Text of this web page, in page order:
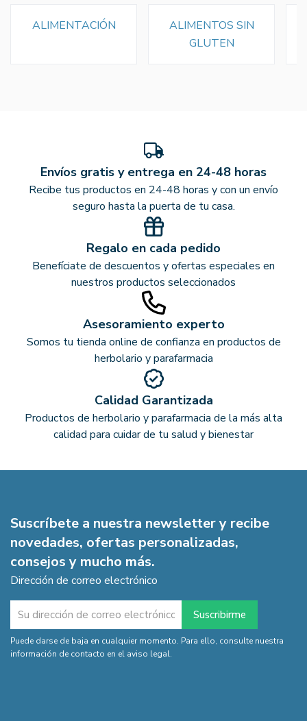
ALIMENTACIÓN
ALIMENTOS SIN
GLUTEN
Envíos gratis y entrega en 24-48 horas
Recibe tus productos en 24-48 horas y con un envío
seguro hasta la puerta de tu casa.
Regalo en cada pedido
Benefíciate de descuentos y ofertas especiales en
nuestros productos seleccionados
Asesoramiento experto
Somos tu tienda online de confianza en productos de
herbolario y parafarmacia
Calidad Garantizada
Productos de herbolario y parafarmacia de la más alta
calidad para cuidar de tu salud y bienestar
Suscríbete a nuestra newsletter y recibe
novedades, ofertas personalizadas,
consejos y mucho más.
Dirección de correo electrónico
Puede darse de baja en cualquier momento. Para ello, consulte nuestra
información de contacto en el aviso legal.